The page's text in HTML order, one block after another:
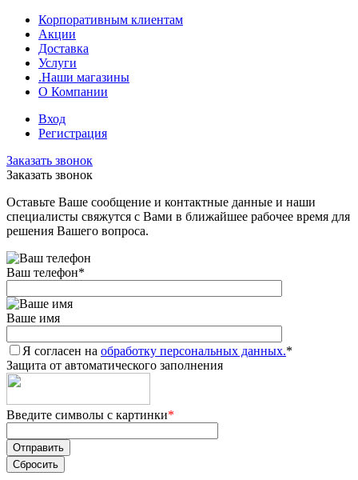
Корпоративным клиентам
Акции
Доставка
Услуги
.Наши магазины
О Компании
Вход
Регистрация
Заказать звонок
Заказать звонок
Оставьте Ваше сообщение и контактные данные и наши
специалисты свяжутся с Вами в ближайшее рабочее время для
решения Вашего вопроса.
Ваш телефон*
Ваше имя
Я согласен на обработку персональных данных.*
Защита от автоматического заполнения
Введите символы с картинки*